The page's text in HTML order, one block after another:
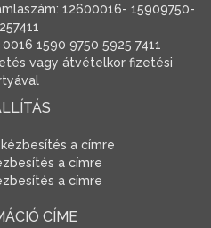
12600016- 15909750-
1590 9750 5925 7411
vagy átvételkor fizetési
, kézbesítés a címre
a címre
a címre
CÍME